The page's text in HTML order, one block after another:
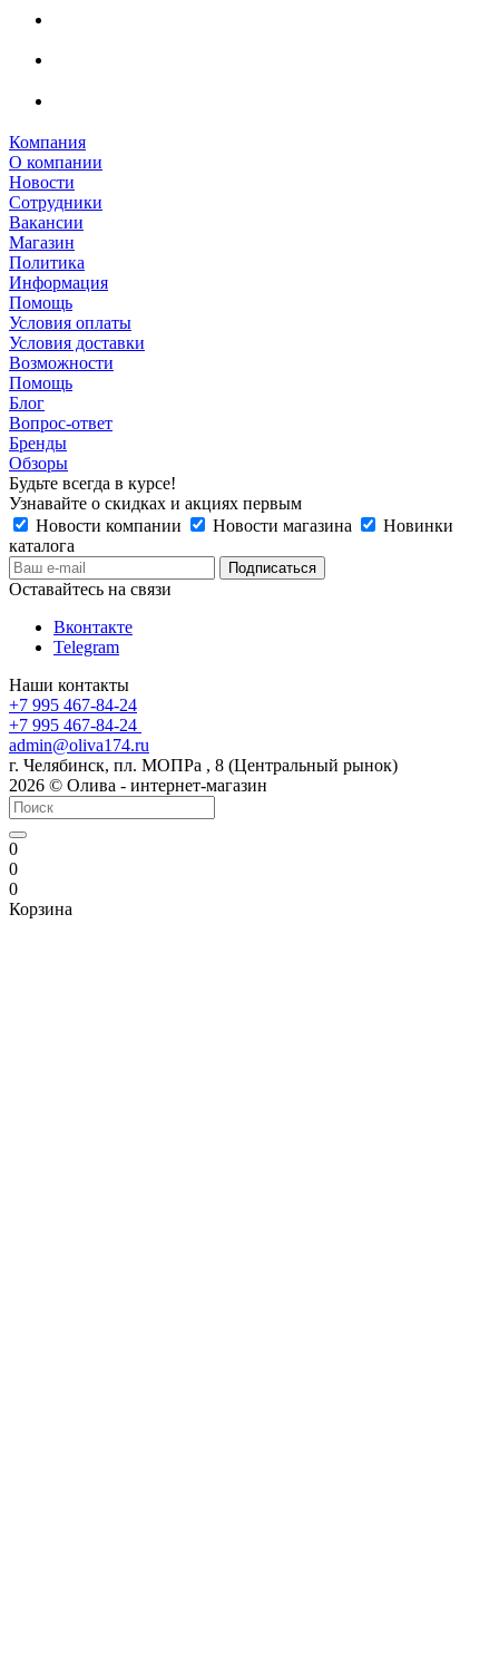
Компания
О компании
Новости
Сотрудники
Вакансии
Магазин
Политика
Информация
Помощь
Условия оплаты
Условия доставки
Возможности
Помощь
Блог
Вопрос-ответ
Бренды
Обзоры
Будьте всегда в курсе!
Узнавайте о скидках и акциях первым
Новости компании
Новости магазина
Новинки
каталога
Оставайтесь на связи
Вконтакте
Telegram
Наши контакты
+7 995 467‑84‑24
+7 995 467‑84‑24
admin@oliva174.ru
г. Челябинск, пл. МОПРа , 8 (Центральный рынок)
2026 © Олива - интернет-магазин
0
0
0
Корзина